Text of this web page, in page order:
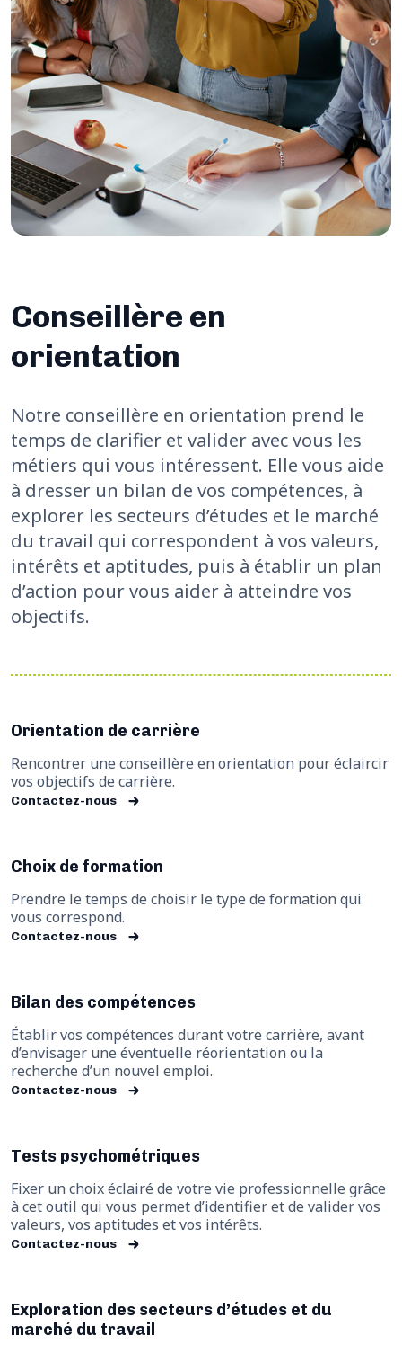
Conseillère en
orientation
Notre conseillère en orientation prend le
temps de clarifier et valider avec vous les
métiers qui vous intéressent. Elle vous aide
à dresser un bilan de vos compétences, à
explorer les secteurs d’études et le marché
du travail qui correspondent à vos valeurs,
intérêts et aptitudes, puis à établir un plan
d’action pour vous aider à atteindre vos
objectifs.
Orientation de carrière
Rencontrer une conseillère en orientation pour éclaircir
vos objectifs de carrière.
Contactez-nous
Choix de formation
Prendre le temps de choisir le type de formation qui
vous correspond.
Contactez-nous
Bilan des compétences
Établir vos compétences durant votre carrière, avant
d’envisager une éventuelle réorientation ou la
recherche d’un nouvel emploi.
Contactez-nous
Tests psychométriques
Fixer un choix éclairé de votre vie professionnelle grâce
à cet outil qui vous permet d’identifier et de valider vos
valeurs, vos aptitudes et vos intérêts.
Contactez-nous
Exploration des secteurs d’études et du
marché du travail